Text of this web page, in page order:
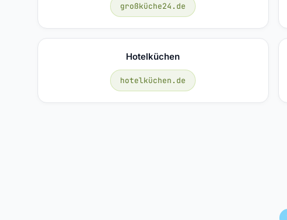
großküche24.de
Hotelküchen
hotelküchen.de